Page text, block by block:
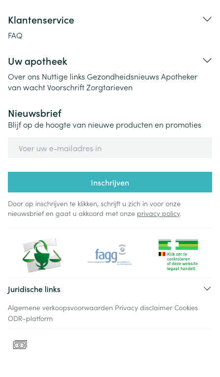
Klantenservice
FAQ
Uw apotheek
Over ons Nuttige links Gezondheidsnieuws Apotheker
van wachtVoorschriftZorgtarieven
Nieuwsbrief
Blijf op de hoogte van nieuwe producten en promoties
Inschrijven
Door op inschrijven te klikken, schrijft u zich in voor onze
nieuwsbrief en gaat u akkoord met onze privacy policy.
Juridische links
Algemene verkoopsvoorwaarden Privacy disclaimer Cookies
ODR-platform